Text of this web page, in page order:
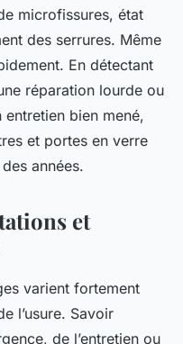
microfissures, état
des serrures. Même
En détectant
réparation lourde ou
bien mené,
et portes en verre
années.
et
varient fortement
l’usure. Savoir
de l’entretien ou